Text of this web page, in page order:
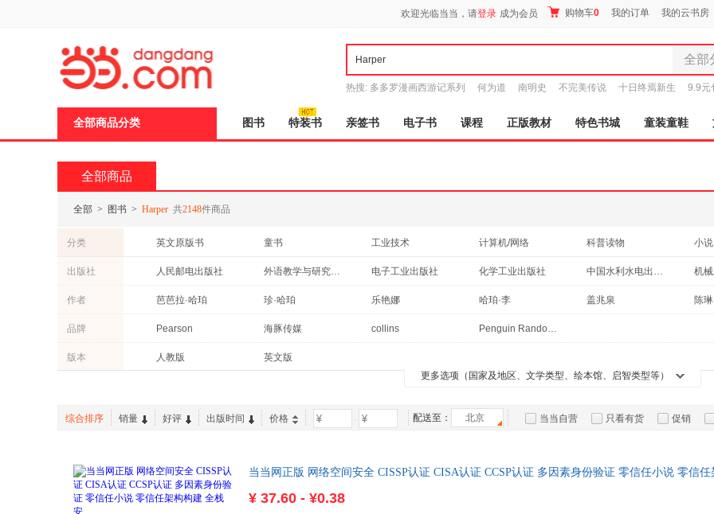
欢迎光临当当，请登录 成为会员 购物车0 我的订单 我的云书房
全部
全部
图书
电子书
玩具
童装
家居日
箱包
汽车用
手机通
热搜: 多多罗漫画西游记系列 何为道 南明史 不完美传说 十日终焉新生 9.9元
全部商品分类 图书 特装书 亲签书 电子书 课程 正版教材 特色书城 童装童鞋
全部商品
全部 > 图书 > Harper 共2148件商品
分类 英文原版书 童书 工业技术 计算机/网络 科普读物 小说
文学
艺术 建筑 心理学 外语 历史
古籍
动漫/幽默 港台圖書 日文原版书
出版社 人民邮电出版社 外语教学与研究出版社 电子工业出版社 化学工业出版社 中国水利水电出版社 机
北京联合出版公司
清华大学出版社 京华出版社 世界图书出版公司 译林
作者 芭芭拉·哈珀 珍·哈珀 乐艳娜 哈珀·李 盖兆泉 陈琳
郭旭
品牌 Pearson 海豚传媒 collins Penguin Random House
版本 人教版 英文版
更多选项（国家及地区、文学类型、绘本馆、启智类型等）
综合排序 销量 好评 出版时间 价格 - 配送至： 北京 当当自营 只看有货 促销
当当网正版 网络空间安全 CISSP认证 CISA认证 CCSP认证 多因素身份验证 零信任小说 零信
¥ 37.60 - ¥0.38
页